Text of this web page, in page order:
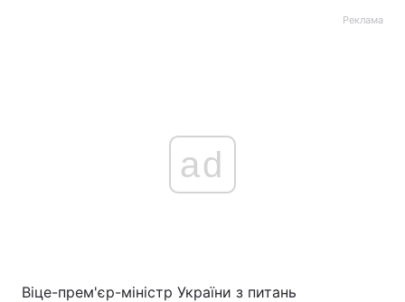
Реклама
ad
Віце-прем'єр-міністр України з питань